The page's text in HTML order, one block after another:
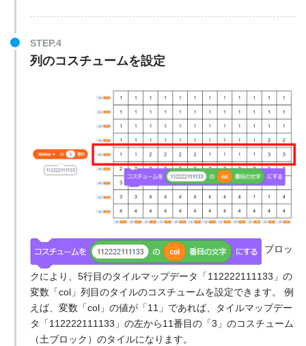
STEP.4
列のコスチュームを設定
ブロッ
クにより、5行目のタイルマップデータ「112222111133」の
変数「col」列目のタイルのコスチュームを設定できます。 例
えば、変数「col」の値が「11」であれば、タイルマップデー
タ「112222111133」の左から11番目の「3」のコスチューム
（土ブロック）のタイルになります。